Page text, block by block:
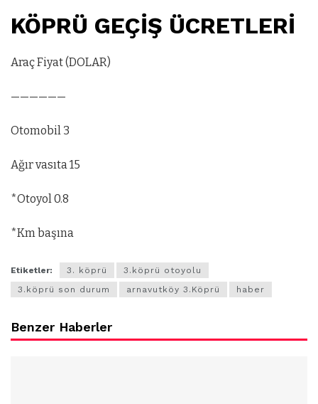
KÖPRÜ GEÇİŞ ÜCRETLERİ
Araç Fiyat (DOLAR)
——————
Otomobil 3
Ağır vasıta 15
*Otoyol 0.8
*Km başına
Etiketler: 3. köprü
3.köprü otoyolu
3.köprü son durum
arnavutköy 3.Köprü haber
Benzer Haberler